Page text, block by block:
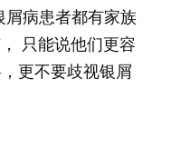
屑病患者都有家族
只能说他们更容
更不要歧视银屑